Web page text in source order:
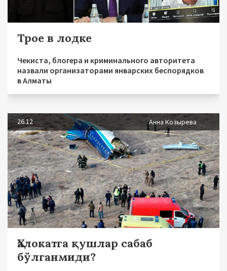
Трое в лодке
Чекиста, блогера и криминального авторитета
назвали организаторами январских беспорядков
в Алматы
26.12 Анна Козырева
Ҳалокатга қушлар сабаб
бўлганмиди?